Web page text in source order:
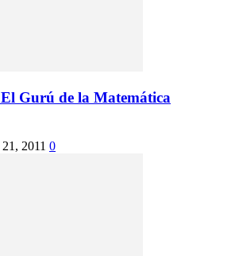
Gurú de la Matemática
2011 0